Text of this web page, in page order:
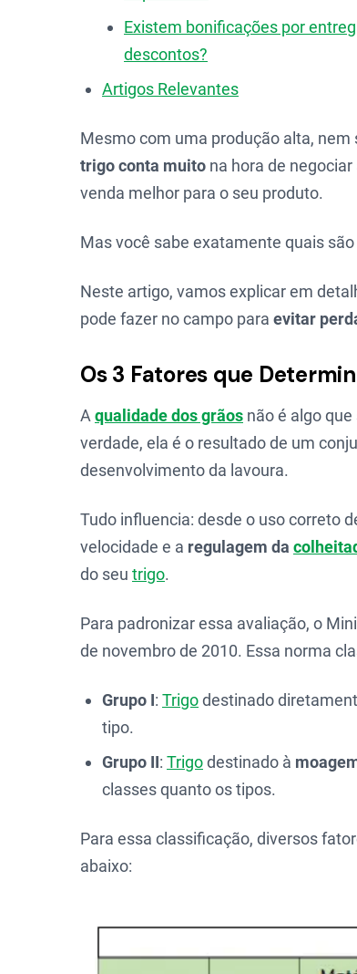
Existem bonificações por
descontos?
Artigos Relevantes
Mesmo com uma produção alta,
trigo conta muito na hora de
venda melhor para o seu produto.
Mas você sabe exatamente quais
Neste artigo, vamos explicar em
pode fazer no campo para evitar
Os 3 Fatores que
A qualidade dos grãos não é algo
verdade, ela é o resultado de um
desenvolvimento da lavoura.
Tudo influencia: desde o uso correto
velocidade e a regulagem da
do seu trigo.
Para padronizar essa avaliação, o
de novembro de 2010. Essa norma
Grupo I: Trigodestinado
tipo.
Grupo II: Trigodestinado à
classes quanto os tipos.
Para essa classificação, diversos
abaixo: